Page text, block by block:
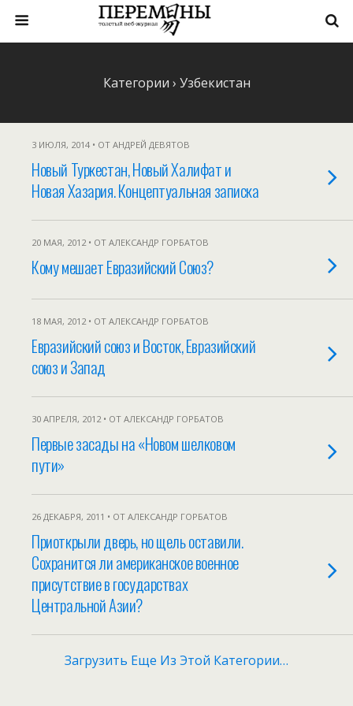
Категории › Узбекистан
3 ИЮЛЯ, 2014 • ОТ АНДРЕЙ ДЕВЯТОВ
Новый Туркестан, Новый Халифат и
Новая Хазария. Концептуальная записка
20 МАЯ, 2012 • ОТ АЛЕКСАНДР ГОРБАТОВ
Кому мешает Евразийский Союз?
18 МАЯ, 2012 • ОТ АЛЕКСАНДР ГОРБАТОВ
Евразийский союз и Восток, Евразийский
союз и Запад
30 АПРЕЛЯ, 2012 • ОТ АЛЕКСАНДР ГОРБАТОВ
Первые засады на «Новом шелковом
пути»
26 ДЕКАБРЯ, 2011 • ОТ АЛЕКСАНДР ГОРБАТОВ
Приоткрыли дверь, но щель оставили.
Сохранится ли американское военное
присутствие в государствах
Центральной Азии?
Загрузить Еще Из Этой Категории…